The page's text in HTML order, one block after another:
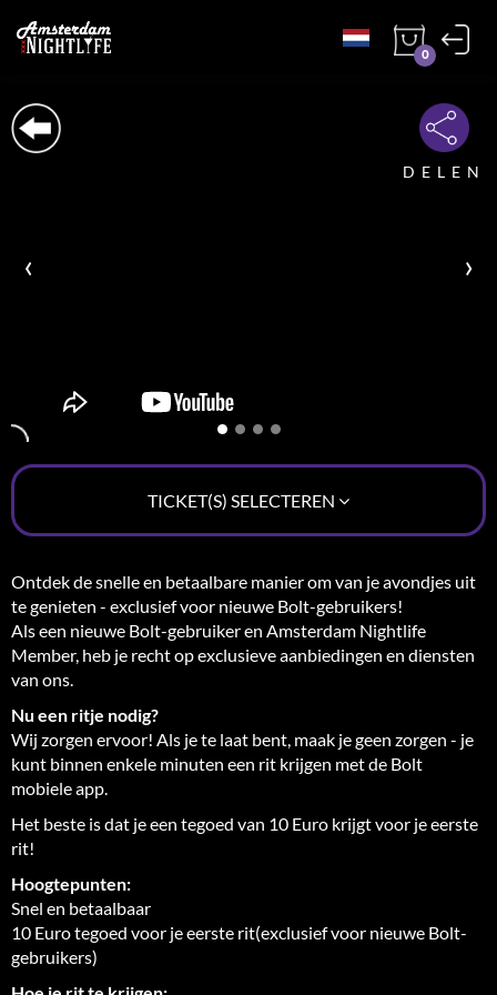
0
DELEN
Ontdek de snelle en betaalbare manier om van je avondjes uit
te genieten - exclusief voor nieuwe Bolt-gebruikers!
Als een nieuwe Bolt-gebruiker en Amsterdam Nightlife
Member, heb je recht op exclusieve aanbiedingen en diensten
van ons.
Nu een ritje nodig?
Wij zorgen ervoor! Als je te laat bent, maak je geen zorgen - je
kunt binnen enkele minuten een rit krijgen met de Bolt
mobiele app.
Het beste is dat je een tegoed van 10 Euro krijgt voor je eerste
rit!
Hoogtepunten:
Snel en betaalbaar
10 Euro tegoed voor je eerste rit(exclusief voor nieuwe Bolt-
gebruikers)
‹ ›
TICKET(S) SELECTEREN